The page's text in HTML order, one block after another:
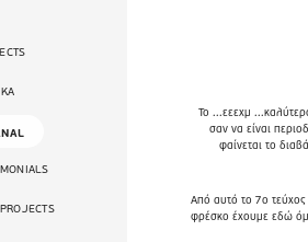
Το ...εεεχμ
σαν να είναι
φαίνεται το
Από αυτό το 7ο
φρέσκο έχουμε εδώ